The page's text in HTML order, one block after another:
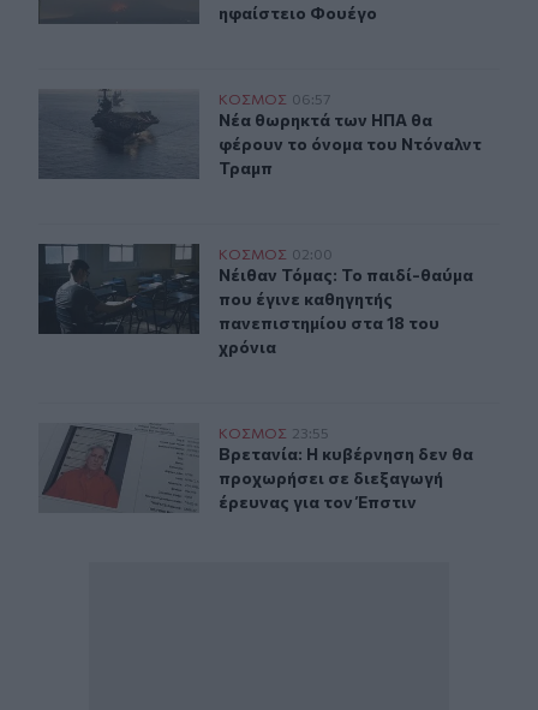
ηφαίστειο Φουέγο
Νέα θωρηκτά των ΗΠΑ θα φέρουν το όνομα του
ΚΟΣΜΟΣ 06:57
Νέα θωρηκτά των ΗΠΑ θα φέρουν
Νέα θωρηκτά των ΗΠΑ θα
φέρουν το όνομα του Ντόναλντ
Τραμπ
Ο 21χρονος που μπήκε στο κολέγιο στα 10 και έγινε
ΚΟΣΜΟΣ 02:00
Νέιθαν Τόμας: Το παιδί-θαύμα που
Νέιθαν Τόμας: Το παιδί-θαύμα
που έγινε καθηγητής
πανεπιστημίου στα 18 του
χρόνια
Βρετανία: Η κυβέρνηση δεν θα προχωρήσει σε
ΚΟΣΜΟΣ 23:55
Βρετανία: Η κυβέρνηση δεν θα
Βρετανία: Η κυβέρνηση δεν θα
προχωρήσει σε διεξαγωγή
έρευνας για τον Έπστιν